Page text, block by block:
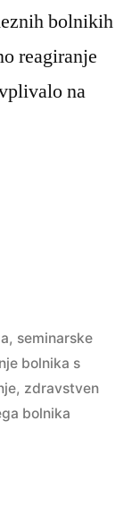
bolnikih
reagiranje
na
, seminarske
bolnika s
, zdravstven
bolnika